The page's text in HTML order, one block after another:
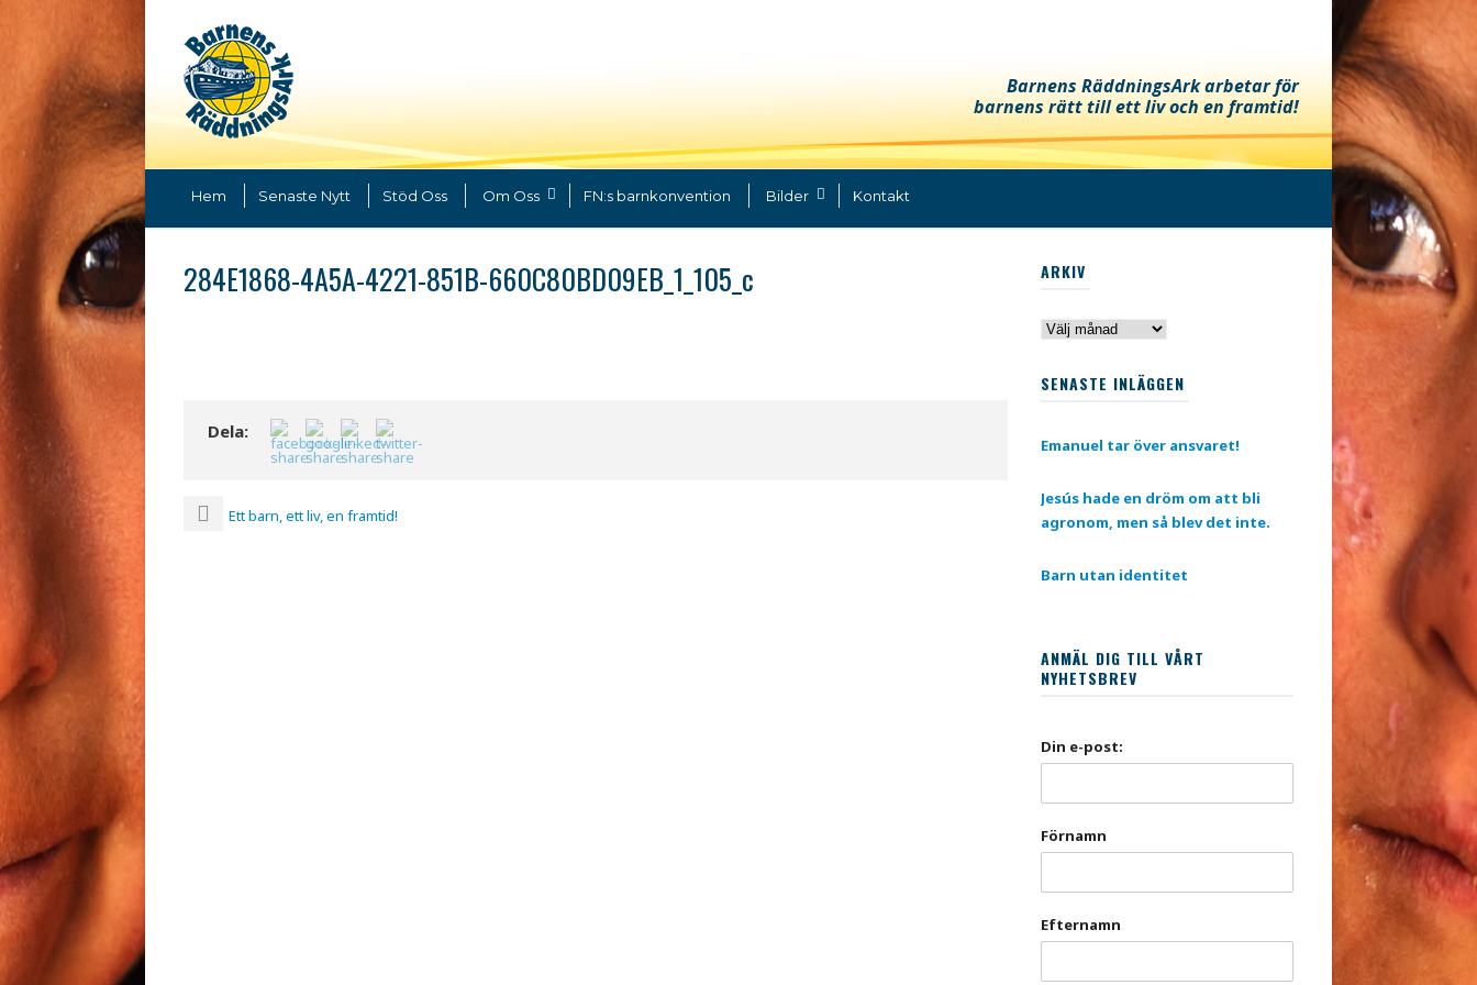
Barnens RäddningsArk arbetar för
barnens rätt till ett liv och en framtid!
Hem Senaste Nytt Stöd Oss Om Oss FN:s barnkonvention Bilder Kontakt
284E1868-4A5A-4221-851B-660C80BD09EB_1_105_c
Dela:
Ett barn, ett liv, en framtid!
ARKIV
Arkiv
SENASTE INLÄGGEN
Emanuel tar över ansvaret!
Jesús hade en dröm om att bli
agronom, men så blev det inte.
Barn utan identitet
ANMÄL DIG TILL VÅRT
NYHETSBREV
Din e-post:
Förnamn
Efternamn